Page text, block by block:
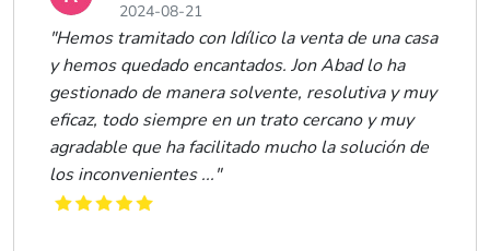
con Idílico la venta de una casa
encantados. Jon Abad lo ha
manera solvente, resolutiva y muy
en un trato cercano y muy
ha facilitado mucho la solución de
..."
"He realizado
excelente.
inicial, sino